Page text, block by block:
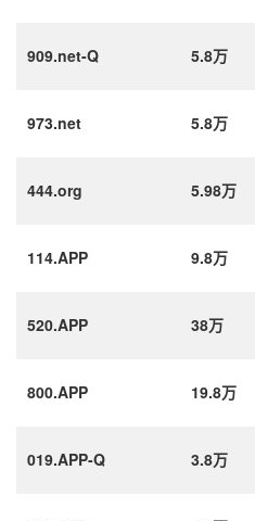
909.net-Q 5.8万
973.net 5.8万
444.org 5.98万
114.APP 9.8万
520.APP 38万
800.APP 19.8万
019.APP-Q 3.8万